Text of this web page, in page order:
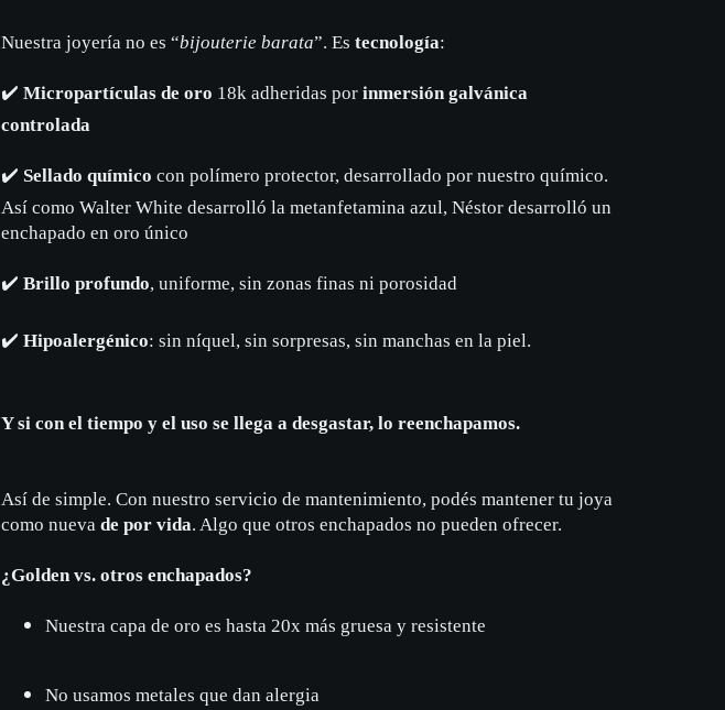
Nuestra joyería no es “bijouterie barata”. Es tecnología:
✔️ Micropartículas de oro 18k adheridas por inmersión galvánica
controlada
✔️ Sellado químico con polímero protector, desarrollado por nuestro químico.
Así como Walter White desarrolló la metanfetamina azul, Néstor desarrolló un
enchapado en oro único
✔️ Brillo profundo, uniforme, sin zonas finas ni porosidad
✔️ Hipoalergénico: sin níquel, sin sorpresas, sin manchas en la piel.
Y si con el tiempo y el uso se llega a desgastar, lo reenchapamos.
Así de simple. Con nuestro servicio de mantenimiento, podés mantener tu joya
como nueva de por vida. Algo que otros enchapados no pueden ofrecer.
¿Golden vs. otros enchapados?
Nuestra capa de oro es hasta 20x más gruesa y resistente
No usamos metales que dan alergia